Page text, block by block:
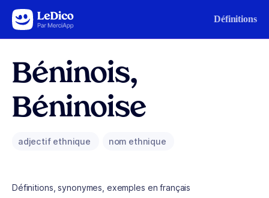
Aller au contenu Définitions
Béninois,
Béninoise
adjectif ethnique nom ethnique
Définitions, synonymes, exemples en français